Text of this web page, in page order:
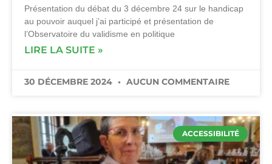
Présentation du débat du 3 décembre 24 sur le handicap
au pouvoir auquel j’ai participé et présentation de
l’Observatoire du validisme en politique
LIRE LA SUITE »
30 DÉCEMBRE 2024 AUCUN COMMENTAIRE
ACCESSIBILITÉ